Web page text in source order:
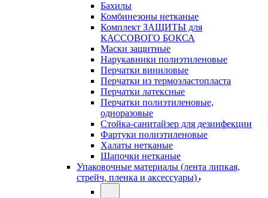
Бахилы
Комбинезоны нетканые
Комплект ЗАЩИТЫ для
КАССОВОГО БОКСА
Маски защитные
Нарукавники полиэтиленовые
Перчатки виниловые
Перчатки из термоэластопласта
Перчатки латексные
Перчатки полиэтиленовые,
одноразовые
Стойка-санитайзер для дезинфекции
Фартуки полиэтиленовые
Халаты нетканые
Шапочки нетканые
Упаковочные материалы (лента липкая,
стрейч, пленка и аксессуары)